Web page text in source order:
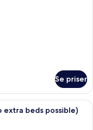
Se priser
sängkläder, minibar,
extra beds possible)